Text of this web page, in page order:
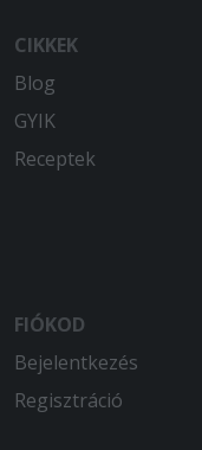
CIKKEK
Blog
GYIK
Receptek
FIÓKOD
Bejelentkezés
Regisztráció